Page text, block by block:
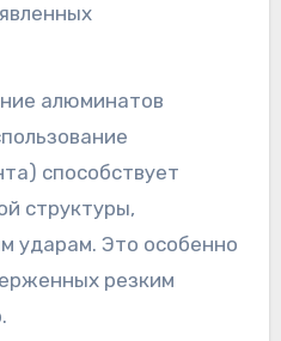
алюминатов
способствует
структуры,
ударам. Это особенно
резким